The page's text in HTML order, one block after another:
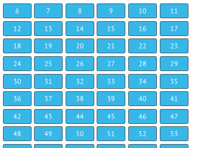
6 7 8 9 10
11
12
13 14 15 16
17
18
19 20 21 22
23
24
25 26 27 28
29
30
31 32 33 34
35
36
37 38 39 40
41
42
43 44 45 46
47
48
49 50 51 52
53